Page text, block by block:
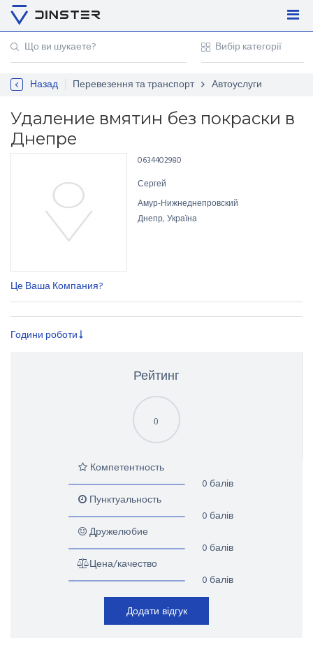
Регістрація
Контакти
Для підприємців
Назад Перевезення та транспорт Автоуслуги
Удаление вмятин без покраски в
Днепре
Це Ваша Компания?
0634402980
Сергей
Амур-Нижнеднепровский
Днепр, Україна
Години роботи
Рейтинг
0
Компетентность
0 балів
Пунктуальность
0 балів
Дружелюбие
0 балів
Цена/качество
0 балів
Додати відгук